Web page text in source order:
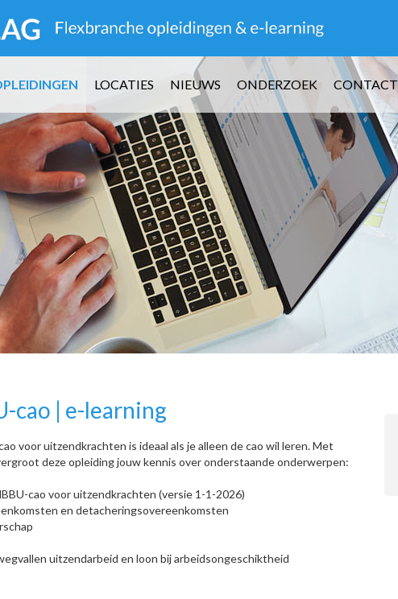
LOCATIES NIEUWS ONDERZOEK CONTACT
cao | e-learning
voor uitzendkrachten is ideaal als je alleen de cao wil leren. Met
deze opleiding jouw kennis over onderstaande onderwerpen:
cao voor uitzendkrachten (versie 1-1-2026)
en detacheringsovereenkomsten
uitzendarbeid en loon bij arbeidsongeschiktheid